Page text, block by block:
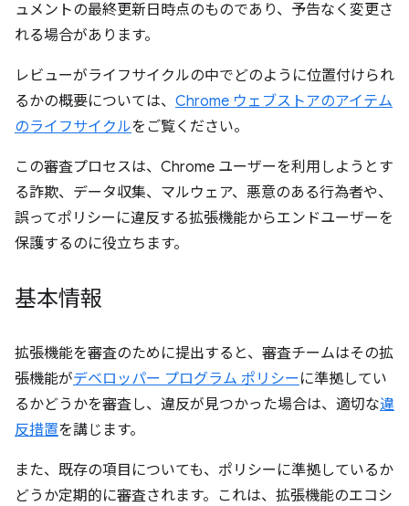
ュメントの最終更新日時点のものであり、予告なく変更さ
れる場合があります。
レビューがライフサイクルの中でどのように位置付けられ
るかの概要については、 Chrome ウェブストアのアイテム
のライフサイクルをご覧ください。
この審査プロセスは、Chrome ユーザーを利用しようとす
る詐欺、データ収集、マルウェア、悪意のある行為者や、
誤ってポリシーに違反する拡張機能からエンドユーザーを
保護するのに役立ちます。
基本情報
拡張機能を審査のために提出すると、審査チームはその拡
張機能がデベロッパー プログラム ポリシー に準拠してい
るかどうかを審査し、違反が見つかった場合は、適切な違
反措置を講じます。
また、既存の項目についても、ポリシーに準拠しているか
どうか定期的に審査されます。これは、拡張機能のエコシ